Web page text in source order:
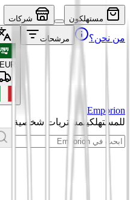
مستهلكون شركات
من نحن؟ مرشحات
EUR
Emporion
للمستهلكينمشتريات شخصية